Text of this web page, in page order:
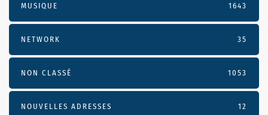
MUSIQUE 1643
NETWORK 35
NON CLASSÉ 1053
NOUVELLES ADRESSES 12